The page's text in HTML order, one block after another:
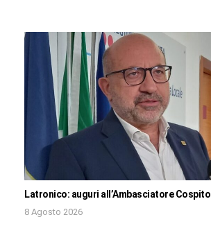
Latronico: auguri all’Ambasciatore Cospito
8 Agosto 2026